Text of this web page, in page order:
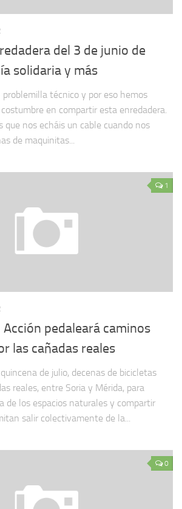
del 3 de junio de
solidaria y más
técnico y por eso hemos
en compartir esta enredadera.
que nos echáis un cable cuando nos
de maquinitas...
1
pedaleará caminos
las cañadas reales
de julio, decenas de bicicletas
reales, entre Soria y Mérida, para
de los espacios naturales y compartir
salir colectivamente de la...
0